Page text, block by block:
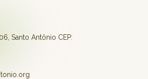
Santo Antônio CEP: